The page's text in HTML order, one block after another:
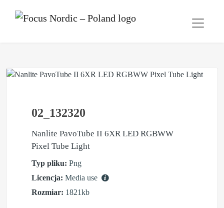
02_132320
Nanlite PavoTube II 6XR LED RGBWW
Pixel Tube Light
Typ pliku: Png
Licencja: Media use
Rozmiar: 1821kb